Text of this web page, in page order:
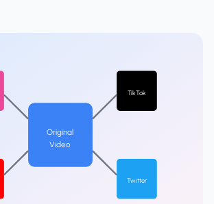
Original
Video
TikTok
Twitter